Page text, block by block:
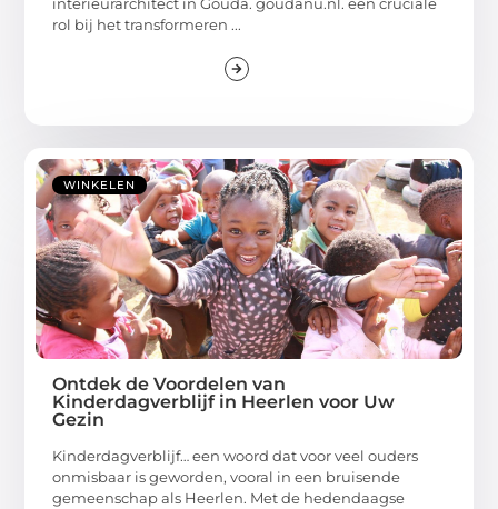
rol bij het transformeren ...
WINKELEN
Ontdek de Voordelen van
Kinderdagverblijf in Heerlen voor Uw
Gezin
Kinderdagverblijf… een woord dat voor veel ouders
onmisbaar is geworden, vooral in een bruisende
gemeenschap als Heerlen. Met de hedendaagse